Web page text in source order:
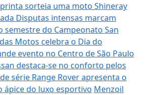
sorteia uma moto Shineray
Disputas intensas marcam
do Campeonato San
Motos celebra o Dia do
evento no Centro de São Paulo
destaca-se no conforto pelos
série Range Rover apresenta o
ápice do luxo esportivo Menzoil